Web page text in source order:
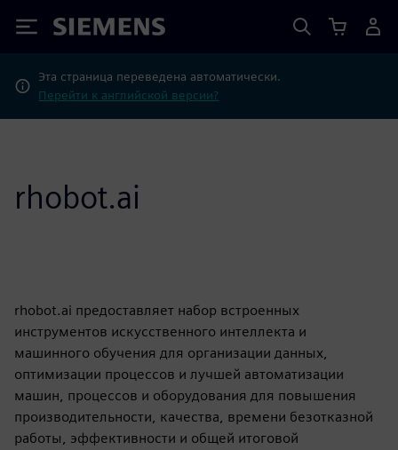
Siemens
Эта страница переведена автоматически.
Перейти к английской версии?
rhobot.ai
rhobot.ai предоставляет набор встроенных
инструментов искусственного интеллекта и
машинного обучения для организации данных,
оптимизации процессов и лучшей автоматизации
машин, процессов и оборудования для повышения
производительности, качества, времени безотказной
работы, эффективности и общей итоговой